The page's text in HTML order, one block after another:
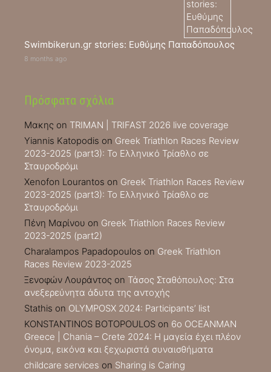
Swimbikerun.gr stories: Ευθύμης Παπαδόπουλος
8 months ago
Πρόσφατα σχόλια
Μακης on TRIMAN | TRIFAST 2026 live coverage
Yiannis Katopodis on Greek Triathlon Races Review
2023-2025 (part3): Το Ελληνικό Τρίαθλο σε
Σταυροδρόμι
Xenofon Lourantos on Greek Triathlon Races Review
2023-2025 (part3): Το Ελληνικό Τρίαθλο σε
Σταυροδρόμι
Πένη Μαρίνου on Greek Triathlon Races Review
2023-2025 (part2)
Charalampos Papadopoulos on Greek Triathlon
Races Review 2023-2025
Ξενοφών Λουράντος on Τάσος Σταθόπουλος: Στα
ανεξερεύνητα άδυτα της αντοχής
Stathis on OLYMPOSX 2024: Participants’ list
KONSTANTINOS BOTOPOULOS on 6ο OCEANMAN
Greece | Chania – Crete 2024: Η μαγεία έχει πλέον
όνομα, εικόνα και ξεχωριστά συναισθήματα
childcare services on Sharing is Caring